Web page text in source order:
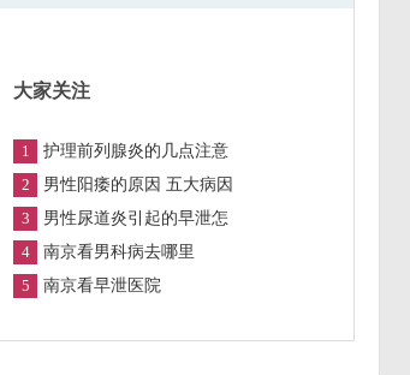
大家关注
1
护理前列腺炎的几点注意
2
男性阳痿的原因 五大病因
3
男性尿道炎引起的早泄怎
4
南京看男科病去哪里
5
南京看早泄医院